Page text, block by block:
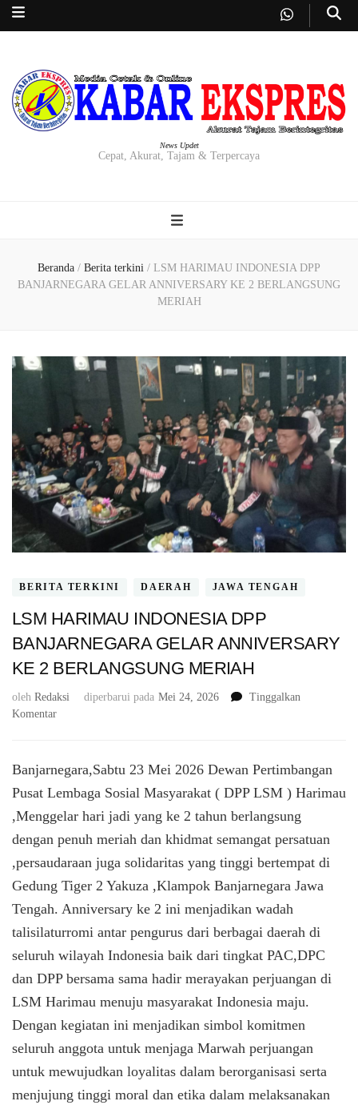
News Updet
Cepat, Akurat, Tajam & Terpercaya
Beranda / Berita terkini / LSM HARIMAU INDONESIA DPP
BANJARNEGARA GELAR ANNIVERSARY KE 2 BERLANGSUNG
MERIAH
BERITA TERKINI DAERAH JAWA TENGAH
LSM HARIMAU INDONESIA DPP
BANJARNEGARA GELAR ANNIVERSARY
KE 2 BERLANGSUNG MERIAH
oleh Redaksi diperbarui pada Mei 24, 2026
Tinggalkan
Komentarpada
INDONESIA
DPP
BANJARNEGARA
GELAR
KE
2
BERLANGSUNG
Banjarnegara,Sabtu 23 Mei 2026 Dewan Pertimbangan
Pusat Lembaga Sosial Masyarakat ( DPP LSM ) Harimau
,Menggelar hari jadi yang ke 2 tahun berlangsung
dengan penuh meriah dan khidmat semangat persatuan
,persaudaraan juga solidaritas yang tinggi bertempat di
Gedung Tiger 2 Yakuza ,Klampok Banjarnegara Jawa
Tengah. Anniversary ke 2 ini menjadikan wadah
talisilaturromi antar pengurus dari berbagai daerah di
seluruh wilayah Indonesia baik dari tingkat PAC,DPC
dan DPP bersama sama hadir merayakan perjuangan di
LSM Harimau menuju masyarakat Indonesia maju.
Dengan kegiatan ini menjadikan simbol komitmen
seluruh anggota untuk menjaga Marwah perjuangan
untuk mewujudkan loyalitas dalam berorganisasi serta
menjujung tinggi moral dan etika dalam melaksanakan